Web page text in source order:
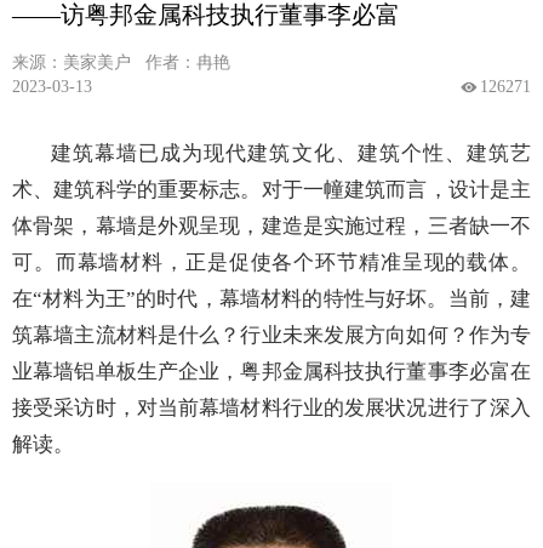
——访粤邦金属科技执行董事李必富
来源：美家美户 作者：冉艳
2023-03-13
126271
建筑幕墙已成为现代建筑文化、建筑个性、建筑艺
术、建筑科学的重要标志。对于一幢建筑而言，设计是主
体骨架，幕墙是外观呈现，建造是实施过程，三者缺一不
可。而幕墙材料，正是促使各个环节精准呈现的载体。
在“材料为王”的时代，幕墙材料的特性与好坏。当前，建
筑幕墙主流材料是什么？行业未来发展方向如何？作为专
业幕墙铝单板生产企业，粤邦金属科技执行董事李必富在
接受采访时，对当前幕墙材料行业的发展状况进行了深入
解读。